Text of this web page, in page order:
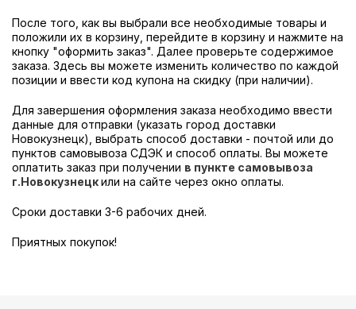
После того, как вы выбрали все необходимые товары и
положили их в корзину, перейдите в корзину и нажмите на
кнопку "оформить заказ". Далее проверьте содержимое
заказа. Здесь вы можете изменить количество по каждой
позиции и ввести код купона на скидку (при наличии).
Для завершения оформления заказа необходимо ввести
данные для отправки (указать город доставки
Новокузнецк), выбрать способ доставки - почтой или до
пунктов самовывоза СДЭК и способ оплаты. Вы можете
оплатить заказ при получении в пункте самовывоза
г.Новокузнецкили на сайте через окно оплаты.
Сроки доставки 3-6 рабочих дней.
Приятных покупок!